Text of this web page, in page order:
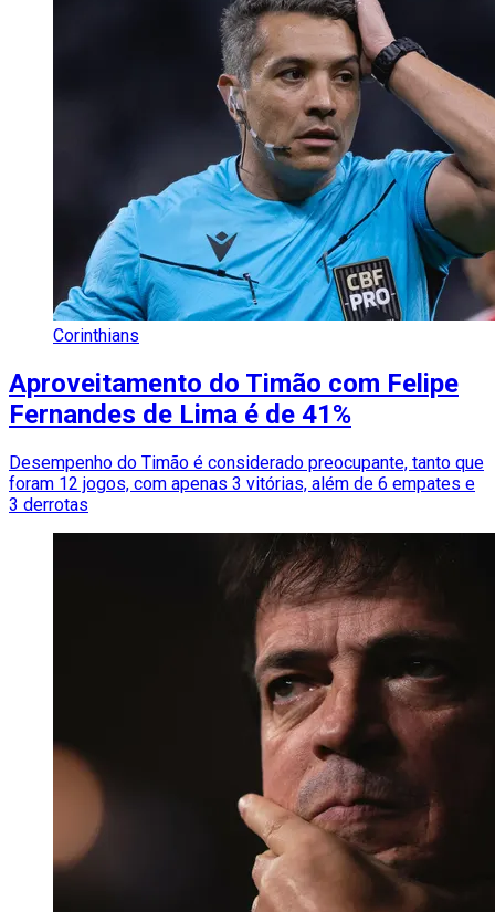
Corinthians
Aproveitamento do Timão com Felipe
Fernandes de Lima é de 41%
Desempenho do Timão é considerado preocupante, tanto que
foram 12 jogos, com apenas 3 vitórias, além de 6 empates e
3 derrotas